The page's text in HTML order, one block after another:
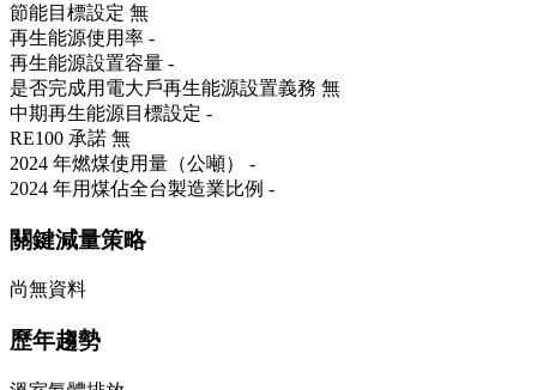
節能目標設定 無
再生能源使用率 -
再生能源設置容量 -
是否完成用電大戶再生能源設置義務 無
中期再生能源目標設定 -
RE100 承諾 無
2024 年燃煤使用量（公噸） -
2024 年用煤佔全台製造業比例 -
關鍵減量策略
尚無資料
歷年趨勢